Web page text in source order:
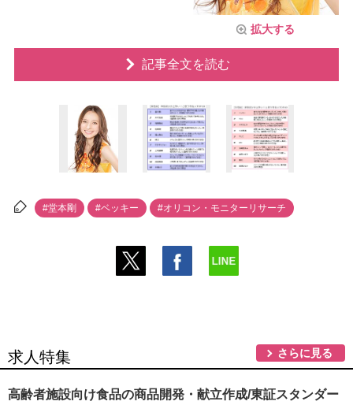
拡大する
記事全文を読む
#堂本剛 #ベッキー #オリコン・モニターリサーチ
求人特集 さらに見る
高齢者施設向け食品の商品開発・献立作成/東証スタンダー